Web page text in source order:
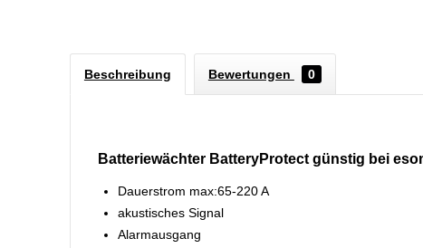
Beschreibung Bewertungen 0
Batteriewächter BatteryProtect günstig bei
Dauerstrom max:65-220 A
akustisches Signal
Alarmausgang